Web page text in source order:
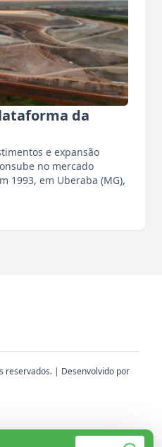
da
e expansão
no mercado
1993, em Uberaba (MG),
reservados. | Desenvolvido por